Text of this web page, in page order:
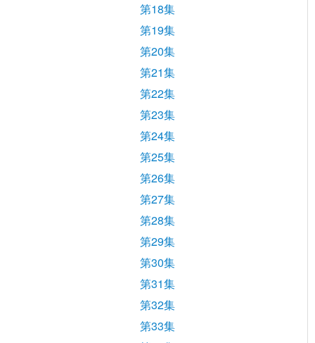
第18集
第19集
第20集
第21集
第22集
第23集
第24集
第25集
第26集
第27集
第28集
第29集
第30集
第31集
第32集
第33集